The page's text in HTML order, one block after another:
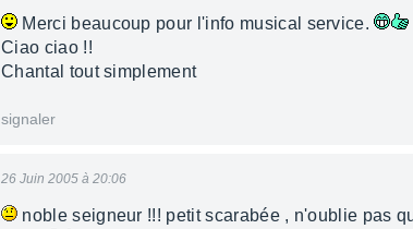
Merci beaucoup pour l'info musical service.
Ciao ciao !!
Chantal tout simplement
signaler
26 Juin 2005 à 20:06
noble seigneur !!! petit scarabée , n'oublie pas